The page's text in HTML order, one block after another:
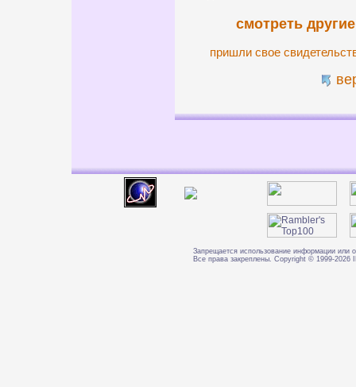
смотреть
пришли свое
Запрещается использование информации или
Все права закреплены. Copyright © 1999-